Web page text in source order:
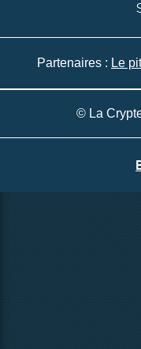
Partenaires : Le
© La